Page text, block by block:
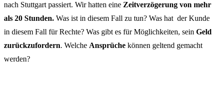
nach Stuttgart passiert. Wir hatten eine Zeitverzögerung von mehr
als 20 Stunden. Was ist in diesem Fall zu tun? Was hat der Kunde
in diesem Fall für Rechte? Was gibt es für Möglichkeiten, sein Geld
zurückzufordern. Welche Ansprüche können geltend gemacht
werden?